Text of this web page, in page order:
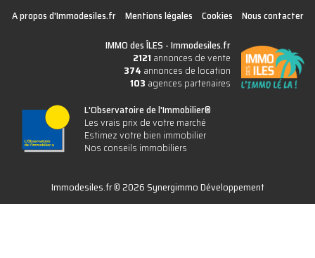
A propos d'Immodesiles.fr Mentions légales Cookies
Nous contacter
IMMO des ÎLES -Immodesiles.fr
2121 annonces de vente
374 annonces de location
103 agences partenaires
L'Observatoire de l'Immobilier®
Les vrais prix de votre marché
Estimez votre bien immobilier
Nos conseils immobiliers
Immodesiles.fr © 2026 Synergimmo Développement